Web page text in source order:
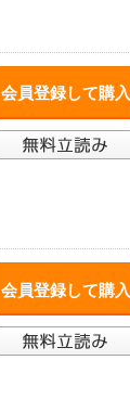
会員登録して購入
会員登録して購入